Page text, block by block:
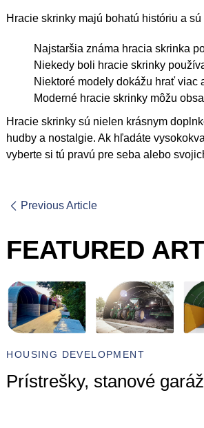
Hracie skrinky majú bohatú históriu a
Najstaršia známa hracia skrinka
Niekedy boli hracie skrinky
Niektoré modely dokážu hrať viac
Moderné hracie skrinky môžu
Hracie skrinky sú nielen krásnym
hudby a nostalgie. Ak hľadáte
vyberte si tú pravú pre seba alebo
Previous Article
FEATURED
HOUSING DEVELOPMENT
Prístrešky, stanové